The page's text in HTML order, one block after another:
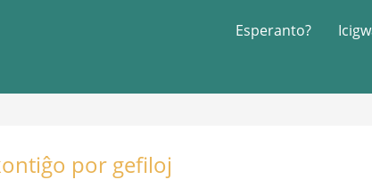
Esperanto?
por gefiloj